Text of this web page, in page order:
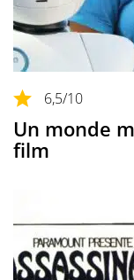
6,5/10
Un monde
film